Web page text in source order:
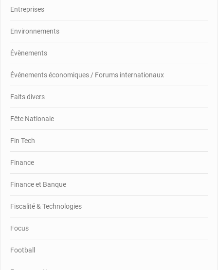
Entreprises
Environnements
Évènements
Événements économiques / Forums internationaux
Faits divers
Fête Nationale
Fin Tech
Finance
Finance et Banque
Fiscalité & Technologies
Focus
Football